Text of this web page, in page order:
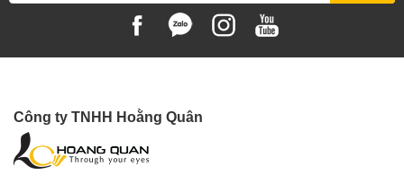
Công ty TNHH Hoằng Quân